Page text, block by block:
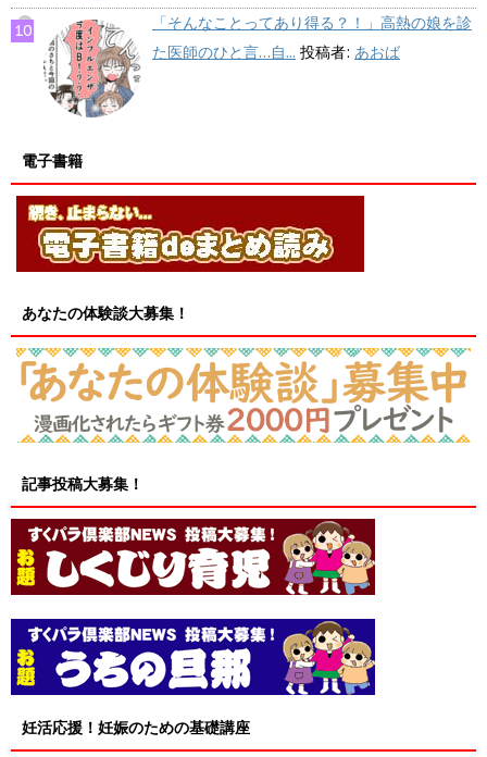
「そんなことってあり得る？！」高熱の娘を診
た医師のひと言…自... 投稿者: あおば
電子書籍
あなたの体験談大募集！
記事投稿大募集！
妊活応援！妊娠のための基礎講座